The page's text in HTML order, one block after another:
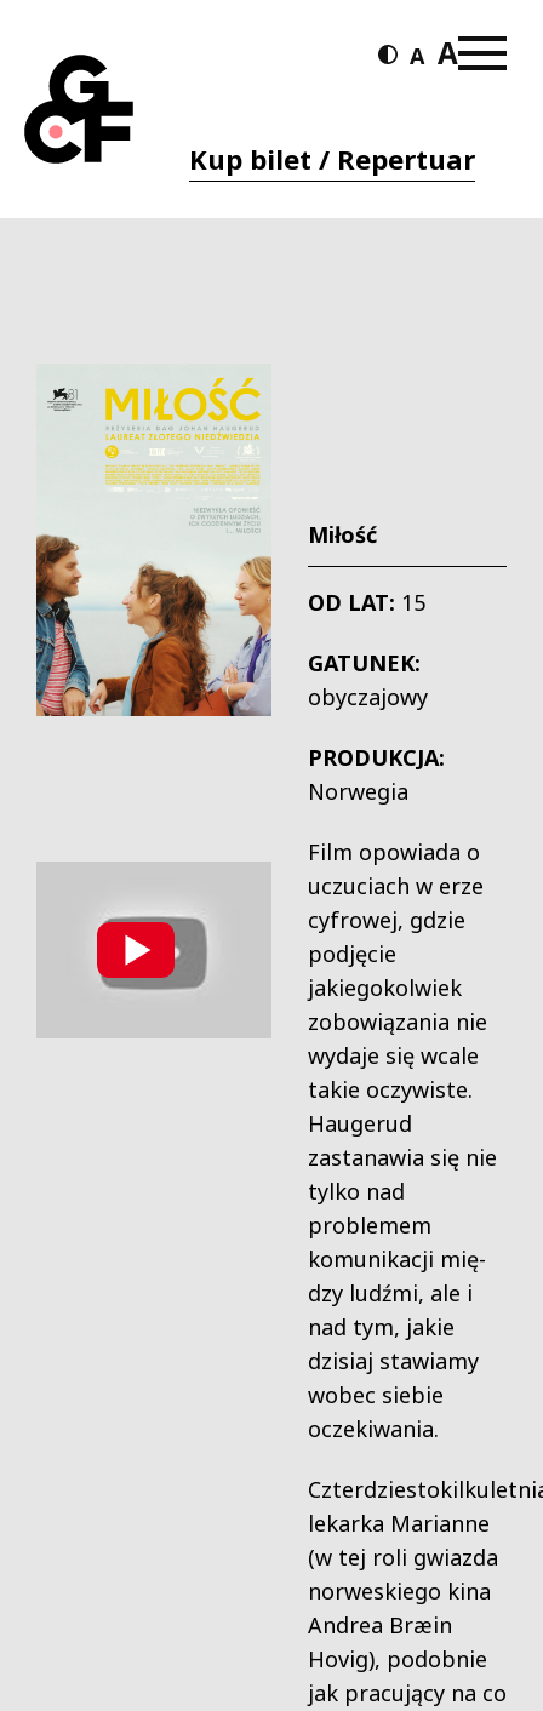
Kup bilet / Repertuar
Miłość
OD LAT: 15
GATUNEK:
obyczajowy
PRODUKCJA:
Norwegia
Film opowiada o
uczuciach w erze
cyfrowej, gdzie
podjęcie
jakiegokolwiek
zobo­wiązania nie
wydaje się wcale
takie oczywiste.
Haugerud
zastanawia się nie
tylko nad
problemem
komunikacji mię­
dzy ludźmi, ale i
nad tym, jakie
dzisiaj stawiamy
wobec siebie
oczekiwania.
lekarka Marianne
(w tej roli gwiazda
norweskiego kina
Andrea Bræin
Hovig), podobnie
jak pracujący na co